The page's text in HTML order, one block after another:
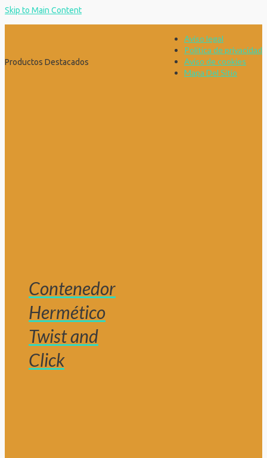
Skip to Main Content
Aviso legal
Política de privacidad
Aviso de cookies
Mapa Del Sitio
Productos Destacados
Contenedor
Hermético
Twist and
Click